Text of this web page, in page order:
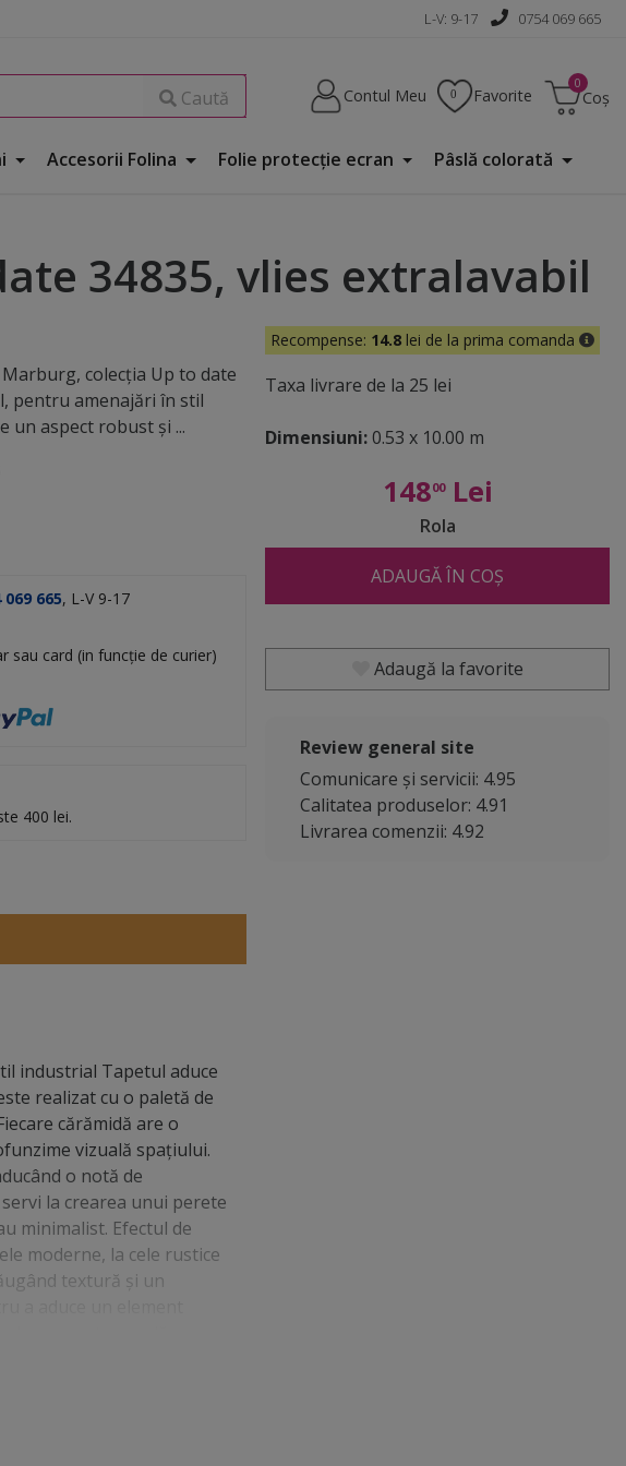
L-V: 9-17 0754 069 665
Caută Contul Meu Favorite Coș
Accesorii Folina Folie protecţie ecran Pâslă colorată
34835, vlies extralavabil
colecţia Up to date
pentru amenajări în stil
un aspect robust și ...
069 665, L-V 9-17
sau card (in funcție de curier)
400 lei.
industrial Tapetul aduce
realizat cu o paletă de
cărămidă are o
vizuală spațiului.
o notă de
la crearea unui perete
minimalist. Efectul de
moderne, la cele rustice
textură și un
a crea un decor
Recompense: 14.8 lei de la prima comanda
Taxa livrare de la 25 lei
Dimensiuni:0.53 x 10.00 m
14800Lei
Rola
ADAUGĂ ÎN COȘ
Adaugă la favorite
Review general site
Comunicare și servicii: 4.95
Calitatea produselor: 4.91
Livrarea comenzii: 4.92